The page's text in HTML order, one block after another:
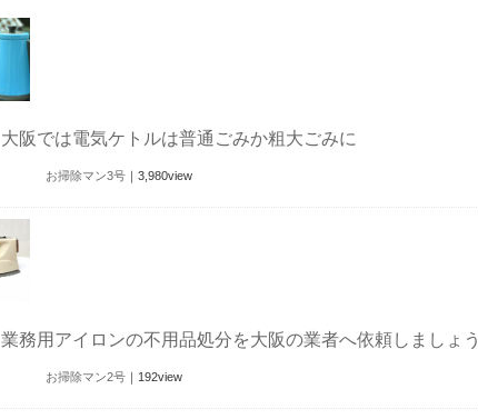
大阪では電気ケトルは普通ごみか粗大ごみに
お掃除マン3号 ｜ 3,980view
業務用アイロンの不用品処分を大阪の業者へ依頼しましょう
お掃除マン2号 ｜ 192view